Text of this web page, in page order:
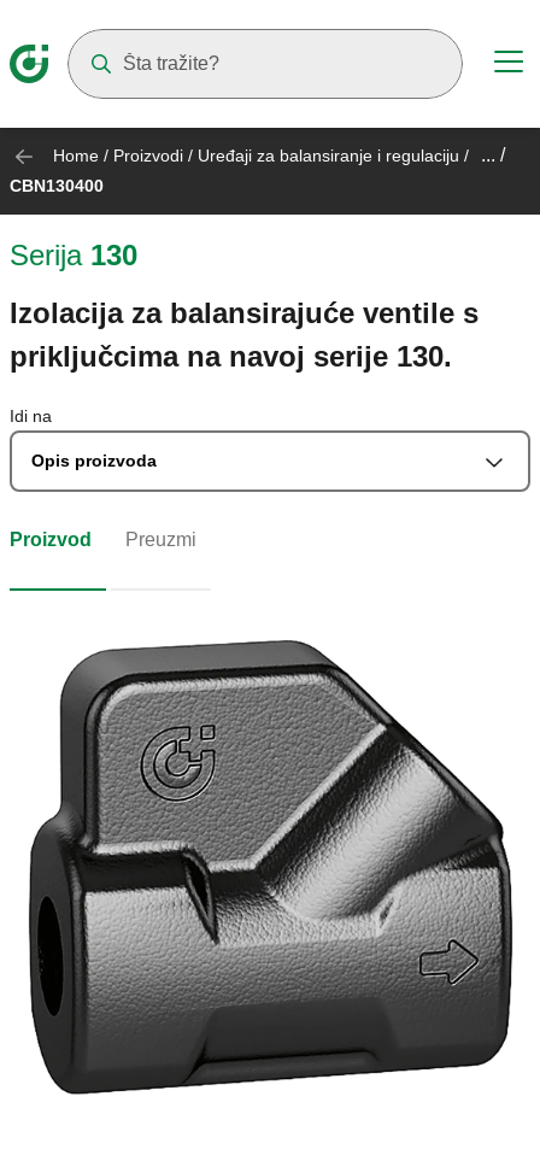
Home / Proizvodi / Uređaji za balansiranje i regulaciju / ... /
CBN130400
Serija 130
Izolacija za balansirajuće ventile s
priključcima na navoj serije 130.
Idi na
Opis proizvoda
Proizvod Preuzmi